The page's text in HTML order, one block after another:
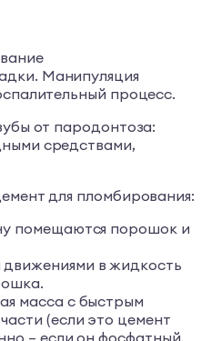
Манипуляция
процесс.
от пародонтоза:
средствами,
для пломбирования:
помещаются порошок и
в жидкость
масса с быстрым
(если это цемент